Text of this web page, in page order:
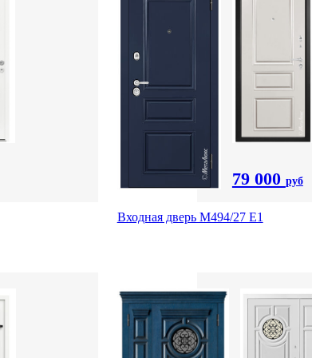
79 000 руб
Входная дверь М494/27 Е1